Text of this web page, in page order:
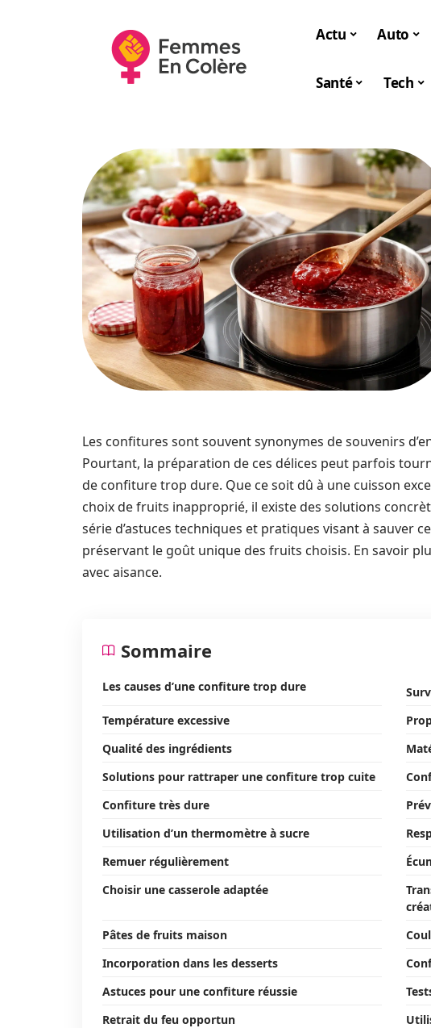
Actu Auto
Santé Tech
Les confitures sont souvent synonymes de souvenirs
Pourtant, la préparation de ces délices peut parfois
de confiture trop dure. Que ce soit dû à une cuisson
choix de fruits inapproprié, il existe des solutions
série d’astuces techniques et pratiques visant à sauver
préservant le goût unique des fruits choisis. En savoir
avec aisance.
Sommaire
Les causes d’une confiture trop dure
Température excessive
Qualité des ingrédients
Solutions pour rattraper une confiture trop cuite
Confiture très dure
Utilisation d’un thermomètre à sucre
Remuer régulièrement
Choisir une casserole adaptée
Pâtes de fruits maison
Incorporation dans les desserts
Astuces pour une confiture réussie
Retrait du feu opportun